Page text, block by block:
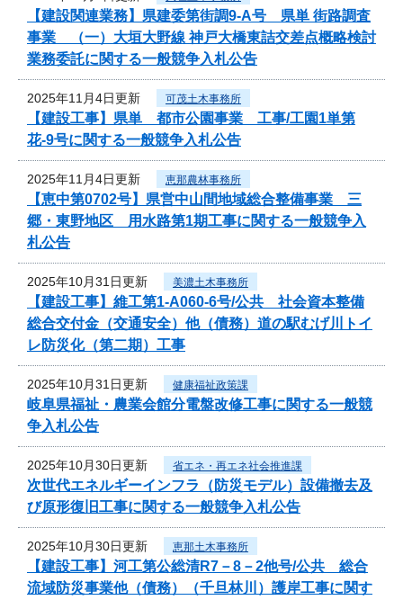
【建設関連業務】県建委第街調9-A号 県単 街路調査
事業 （一）大垣大野線 神戸大橋東詰交差点概略検討
業務委託に関する一般競争入札公告
2025年11月4日更新 可茂土木事務所
【建設工事】県単 都市公園事業 工事/工園1単第
花-9号に関する一般競争入札公告
2025年11月4日更新 恵那農林事務所
【恵中第0702号】県営中山間地域総合整備事業 三
郷・東野地区 用水路第1期工事に関する一般競争入
札公告
2025年10月31日更新 美濃土木事務所
【建設工事】維工第1-A060-6号/公共 社会資本整備
総合交付金（交通安全）他（債務）道の駅むげ川トイ
レ防災化（第二期）工事
2025年10月31日更新 健康福祉政策課
岐阜県福祉・農業会館分電盤改修工事に関する一般競
争入札公告
2025年10月30日更新 省エネ・再エネ社会推進課
次世代エネルギーインフラ（防災モデル）設備撤去及
び原形復旧工事に関する一般競争入札公告
2025年10月30日更新 恵那土木事務所
【建設工事】河工第公総清R7－8－2他号/公共 総合
流域防災事業他（債務）（千旦林川）護岸工事に関す